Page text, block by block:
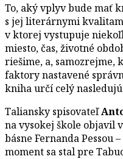
To, aký vplyv bude mať
s jej literárnymi
v ktorej vystupuje
miesto, čas, životné
riešime, a, samozrejme,
faktory nastavené
kniha určí celý
Taliansky spisovateľ
na vysokej škole objavil
básne Fernanda Pessou –
moment sa stal pre